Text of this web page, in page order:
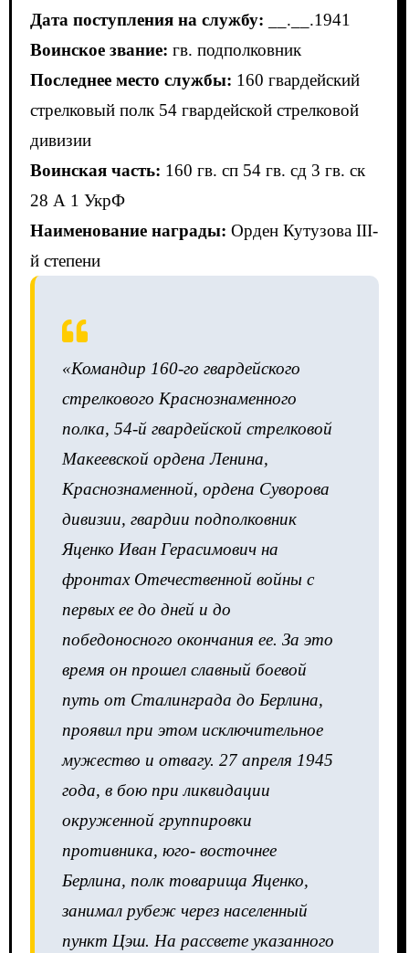
Дата поступления на службу: __.__.1941
Воинское звание: гв. подполковник
Последнее место службы: 160 гвардейский
стрелковый полк 54 гвардейской стрелковой
дивизии
Воинская часть: 160 гв. сп 54 гв. сд 3 гв. ск
28 А 1 УкрФ
Наименование награды: Орден Кутузова III-
й степени
«Командир 160-го гвардейского
стрелкового Краснознаменного
полка, 54-й гвардейской стрелковой
Макеевской ордена Ленина,
Краснознаменной, ордена Суворова
дивизии, гвардии подполковник
Яценко Иван Герасимович на
фронтах Отечественной войны с
первых ее до дней и до
победоносного окончания ее. За это
время он прошел славный боевой
путь от Сталинграда до Берлина,
проявил при этом исключительное
мужество и отвагу. 27 апреля 1945
года, в бою при ликвидации
окруженной группировки
противника, юго- восточнее
Берлина, полк товарища Яценко,
занимал рубеж через населенный
пункт Цэш. На рассвете указанного